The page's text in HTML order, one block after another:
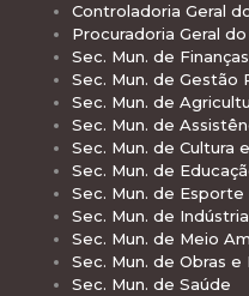
Controladoria Geral
Procuradoria Geral
Sec. Mun. de Finanças
Sec. Mun. de Gestão
Sec. Mun. de
Sec. Mun. de
Sec. Mun. de Cultura
Sec. Mun. de
Sec. Mun. de
Sec. Mun. de
Sec. Mun. de Meio
Sec. Mun. de Obras e
Sec. Mun. de Saúde